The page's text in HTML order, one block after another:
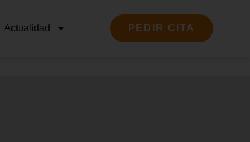
Actualidad PEDIR CITA